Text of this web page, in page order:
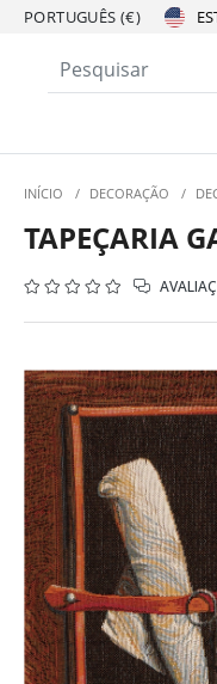
PORTUGUÊS (€)
INÍCIO / DECORAÇÃO /
TAPEÇARIA